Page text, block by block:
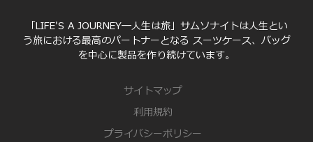
「LIFE'S A JOURNEY―人生は旅」サムソナイトは人生とい
う旅における最高のパートナーとなる スーツケース、バッグ
を中心に製品を作り続けています。
サイトマップ
利用規約
プライバシーポリシー